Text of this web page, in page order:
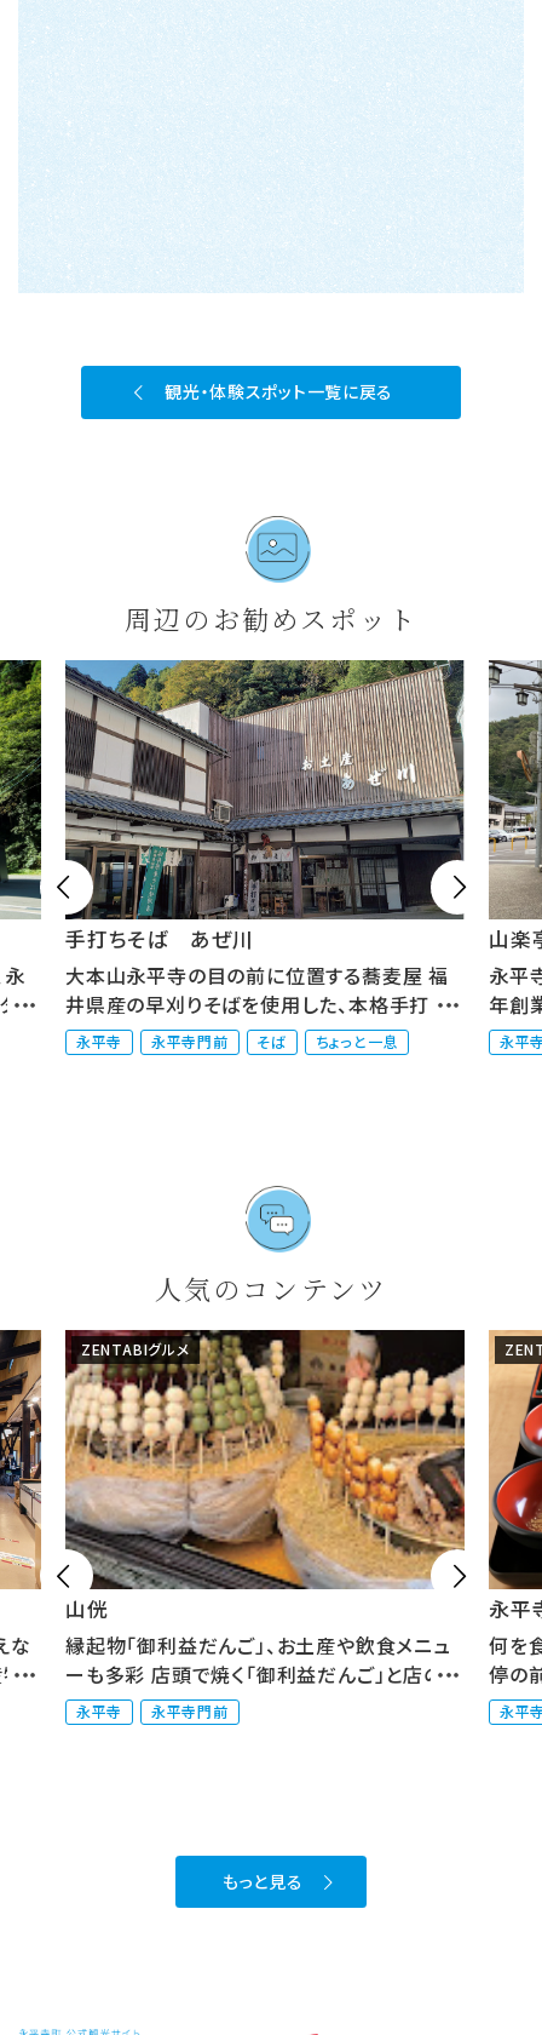
観光・体験スポット一覧に戻る
周辺のお勧めスポット
永
ー
手打ちそば あぜ川
大本山永平寺の目の前に位置する蕎麦屋 福
井県産の早刈りそばを使用した、本格手打そ
ばを提...
永平寺 永平寺門前 そば ちょっと一息
山楽
永平
年創
亭...
永平
 
人気のコンテンツ
な
物
ZENTABIグルメ
山侊
縁起物「御利益だんご」、お土産や飲食メニュ
ーも多彩 店頭で焼く「御利益だんご」と店の裏
に...
永平寺 永平寺門前
永平
何を
停の
修...
永平
 
もっと見る